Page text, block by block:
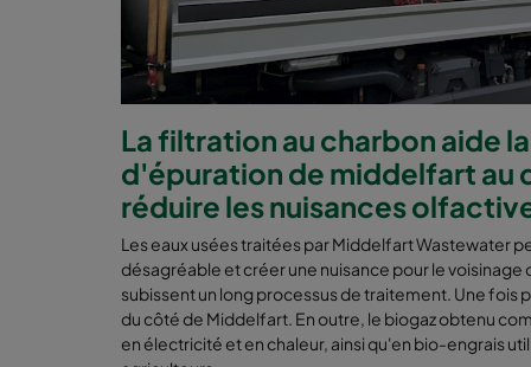
La filtration au charbon aide
d'épuration de middelfart au
réduire les nuisances
Les eaux usées traitées par Middelfart Wastewater
désagréable et créer une nuisance pour le voisinage
subissent un long processus de traitement. Une fois
du côté de Middelfart. En outre, le biogaz obtenu
en électricité et en chaleur, ainsi qu'en bio-engrais